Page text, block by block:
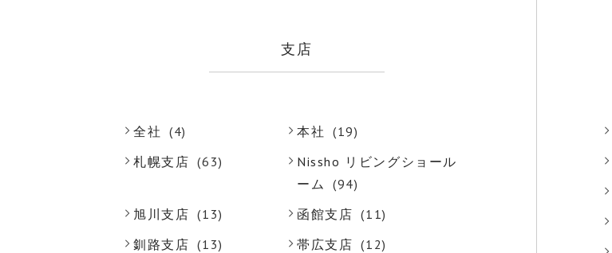
支店
全社 (4) 本社
(19)
札幌支店 (63)
Nissho リビングショール
ーム
(94)
旭川支店 (13) 函館支店 (11)
釧路支店 (13) 帯広支店 (12)